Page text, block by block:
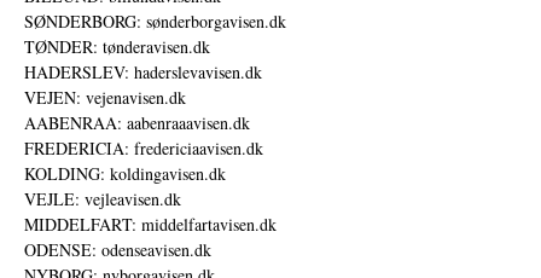
SØNDERBORG: sønderborgavisen.dk
TØNDER: tønderavisen.dk
HADERSLEV: haderslevavisen.dk
VEJEN: vejenavisen.dk
AABENRAA: aabenraaavisen.dk
FREDERICIA: fredericiaavisen.dk
KOLDING: koldingavisen.dk
VEJLE: vejleavisen.dk
MIDDELFART: middelfartavisen.dk
ODENSE: odenseavisen.dk